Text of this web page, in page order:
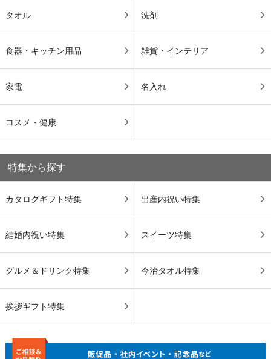
タオル 洗剤
食器・キッチン用品 雑貨・インテリア
家電 名入れ
コスメ・健康
特集から探す
カタログギフト特集 出産内祝い特集
結婚内祝い特集 スイーツ特集
グルメ＆ドリンク特集 今治タオル特集
挨拶ギフト特集